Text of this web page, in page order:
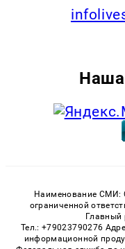
Наша
Наименование СМИ:
ограниченной
Главный
Тел.: +79023790276
информационной